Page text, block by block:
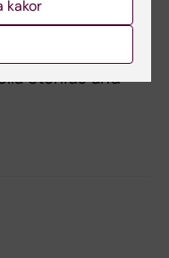
susceptibility:
Hua Hsieh, Scott
Stenius and
kakor